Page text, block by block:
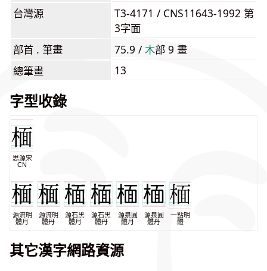
台灣源
T3-4171 / CNS11643-1992 第
3字面
部首 . 筆畫
75.9 /⽊部 9 畫
總筆畫
13
字型收錄
思源宋
CN
源流明
體月
源流明
體丹
源石黑
體月
源石黑
體丹
源泉圓
體月
源泉圓
體丹
一點明
體
其它漢字網路資源